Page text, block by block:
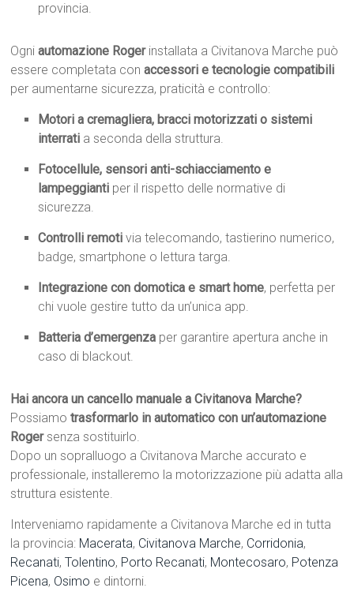
provincia.
Ogniautomazione Rogerinstallata a Civitanova Marche può
essere completata conaccessori e tecnologie compatibili
per aumentarne sicurezza, praticità e controllo:
Motori a cremagliera, bracci motorizzati o sistemi
interrati a seconda della struttura.
Fotocellule, sensori anti-schiacciamento e
lampeggianti per il rispetto delle normative di
sicurezza.
Controlli remoti via telecomando, tastierino numerico,
badge, smartphone o lettura targa.
Integrazione con domotica e smart home, perfetta per
chi vuole gestire tutto da un’unica app.
Batteria d’emergenza per garantire apertura anche in
caso di blackout.
Hai ancora un cancello manuale a Civitanova Marche?
Possiamotrasformarlo in automatico con un’automazione
Rogersenza sostituirlo.
Dopo un sopralluogo a Civitanova Marche accurato e
professionale, installeremo la motorizzazione più adatta alla
struttura esistente.
Interveniamo rapidamente a Civitanova Marche ed in tutta
la provincia: Macerata, Civitanova Marche, Corridonia,
Recanati,Tolentino, Porto Recanati, Montecosaro, Potenza
Picena, Osimo e dintorni.